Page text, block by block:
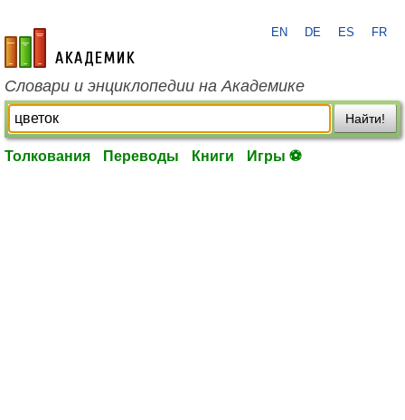
academic.ru
EN DE ES FR
Словари и энциклопедии на Академике
Найти!
Толкования Переводы Книги Игры ⚽